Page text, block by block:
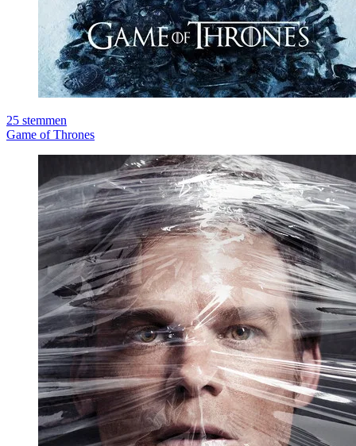
25 stemmen
Game of Thrones